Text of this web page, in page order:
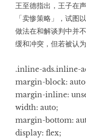
王至德指出，王子在
「卖惨策略」，试图
做法在和解谈判中并
缓和冲突，但若被认
.inline-ads.inline-
margin-block:
margin-inline:
width: auto;
margin-bottom:
display: flex;